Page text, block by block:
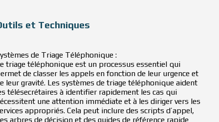
et Techniques
de Triage Téléphonique :
triage téléphonique est un processus essentiel qui
de classer les appels en fonction de leur urgence et
leur gravité. Les systèmes de triage téléphonique aident
télésecrétaires à identifier rapidement les cas qui
une attention immédiate et à les diriger vers les
appropriés. Cela peut inclure des scripts d’appel,
arbres de décision et des guides de référence rapide